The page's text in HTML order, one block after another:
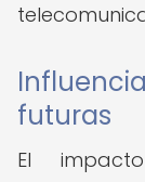
futuras
El